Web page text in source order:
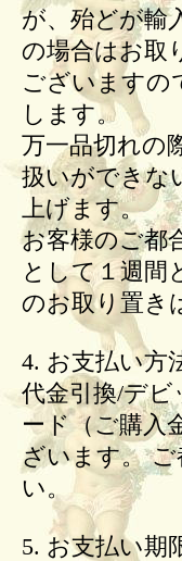
が、殆どが輸
の場合はお取
ございますの
します。
万一品切れの
扱いができな
上げます。
お客様のご都
として１週間
のお取り置き
4. お支払い方
代金引換/デ
ード（ご購入
ざいます。
い。
5. お支払い期